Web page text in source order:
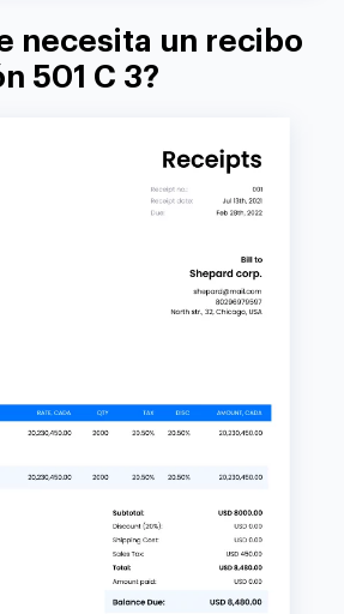
necesita un recibo
501 C 3?